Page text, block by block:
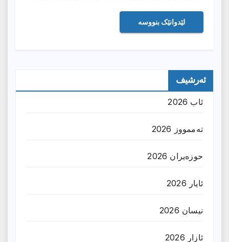
ئەرشیف
ئاب 2026
تەممووز 2026
حوزه‌یران 2026
ئایار 2026
نیسان 2026
ئازار 2026